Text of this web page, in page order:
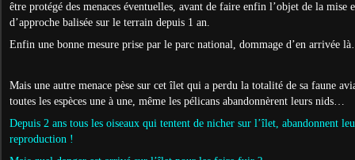
être protégé des menaces éventuelles, avant de faire enfin l’objet de la mise
d’approche balisée sur le terrain depuis 1 an.
Enfin une bonne mesure prise par le parc national, dommage d’en arrivée
Mais une autre menace pèse sur cet îlet qui a perdu la totalité de sa faune
toutes les espèces une à une, même les pélicans abandonnèrent leurs nids…
Depuis 2 ans tous les oiseaux qui tentent de nicher sur l’îlet, abandonnent
reproduction !